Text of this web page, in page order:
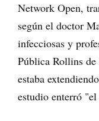
Network Open,
según el doctor
infecciosas y
Pública Rollins
estaba
estudio enterró